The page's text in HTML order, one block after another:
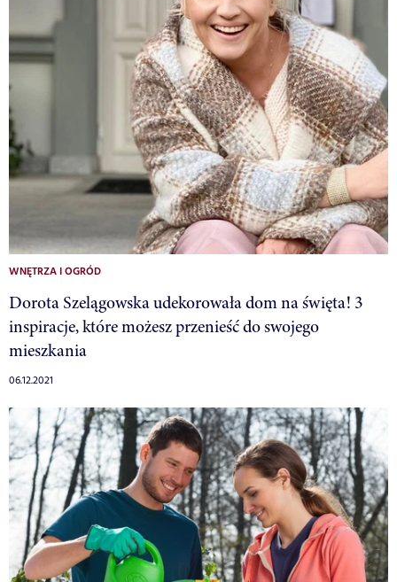
WNĘTRZA I OGRÓD
Dorota Szelągowska udekorowała dom na święta! 3
inspiracje, które możesz przenieść do swojego
mieszkania
06.12.2021